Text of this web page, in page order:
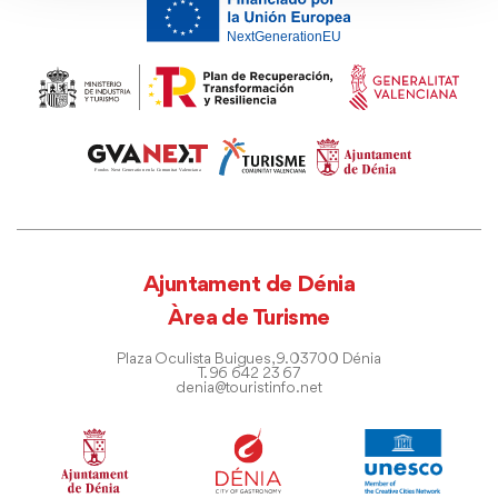
Ajuntament de Dénia
Àrea de Turisme
Plaza Oculista Buigues, 9. 03700 Dénia
T. 96 642 23 67
denia@touristinfo.net